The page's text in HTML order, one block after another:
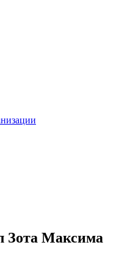
Зота Максима